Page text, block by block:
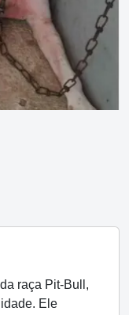
raça Pit-Bull,
Ele